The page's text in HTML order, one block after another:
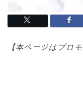
【本ページはプロモ